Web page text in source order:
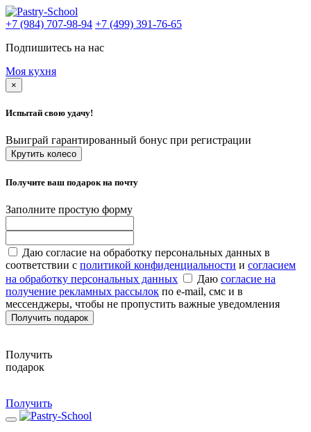
+7 (984) 707-98-94 +7 (499) 391-76-65
Подпишитесь на нас
Моя кухня
×
Испытай свою удачу!
Выиграй гарантированный бонус при регистрации
Крутить колесо
Получите ваш подарок на почту
Заполните простую форму
Даю согласие на обработку персональных данных в
соответствии с политикой конфиденциальности и согласием
на обработку персональных данных
Даю согласие на
получение рекламных рассылок по e-mail, смс и в
мессенджеры, чтобы не пропустить важные уведомления
Получить подарок
Получить
подарок
Получить